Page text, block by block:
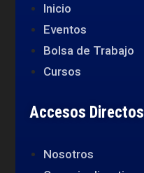
Inicio
Eventos
Bolsa de Trabajo
Cursos
Accesos Directos
Nosotros